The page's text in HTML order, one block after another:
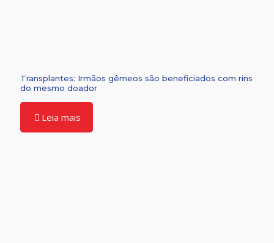
Transplantes: Irmãos gêmeos são beneficiados com rins
do mesmo doador
Leia mais